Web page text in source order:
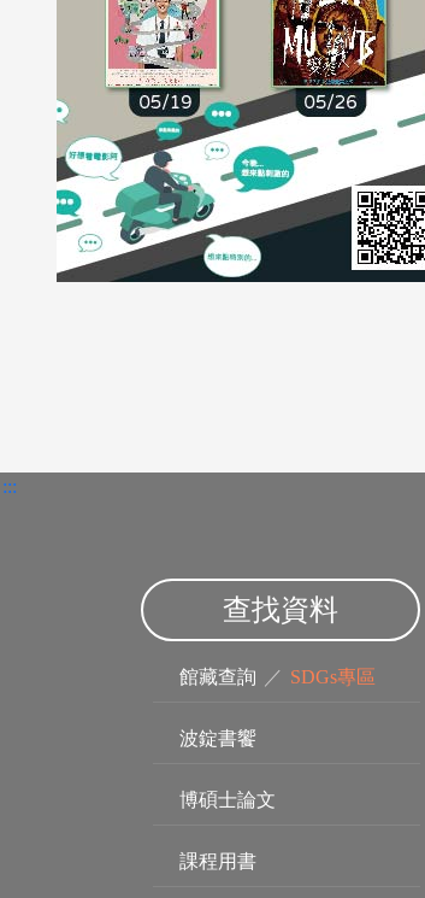
:::
查找資料
館藏查詢 ／ SDGs專區
波錠書饗
博碩士論文
課程用書